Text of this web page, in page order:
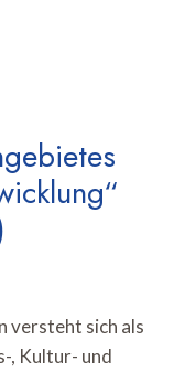
versteht sich als
, Kultur- und